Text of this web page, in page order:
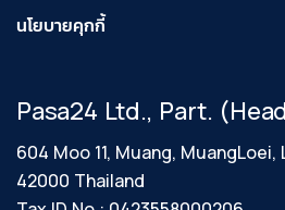
นโยบายคุกกี้
Pasa24 Ltd., Part.
604 Moo 11, Muang, MuangLoei,
42000 Thailand